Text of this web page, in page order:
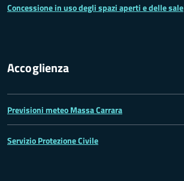
Concessione in uso degli spazi aperti e delle sale
Accoglienza
Previsioni meteo Massa Carrara
Servizio Protezione Civile